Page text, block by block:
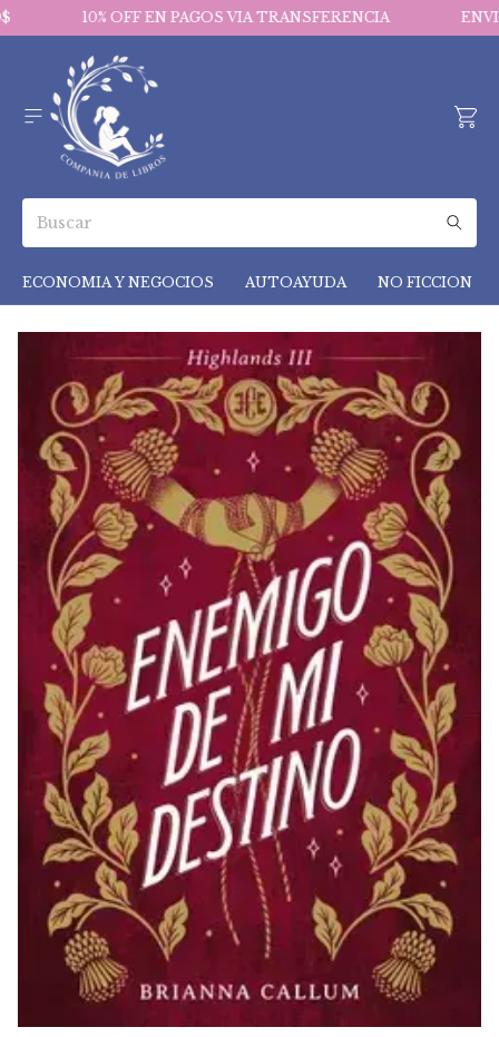
10% OFF EN PAGOS VIA TRANSFERENCIA
ECONOMIA Y NEGOCIOS AUTOAYUDA NO FICCION